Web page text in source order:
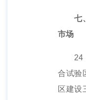
七
市场
24．
合试验
区建设